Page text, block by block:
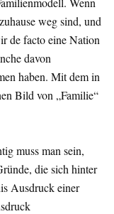
weg sind, und
de facto eine Nation
davon
haben. Mit dem in
Bild von „Familie“
muss man sein,
die sich hinter
Ausdruck einer